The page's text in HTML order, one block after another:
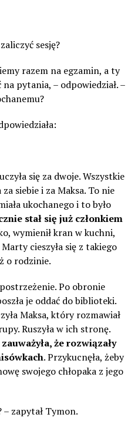
sesję?
razem na egzamin, a ty
pytania, – odpowiedział. –
się za dwoje. Wszystkie
siebie i za Maksa. To nie
ukochanego i to było
stał się już członkiem
wymienił kran w kuchni,
cieszyła się z takiego
o rodzinie.
Po obronie
je oddać do biblioteki.
Maksa, który rozmawiał
Ruszyła w ich stronę.
że rozwiązały
. Przykucnęła, żeby
swojego chłopaka z jego
– zapytał Tymon.